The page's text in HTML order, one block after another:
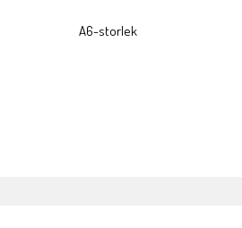
A6-storlek